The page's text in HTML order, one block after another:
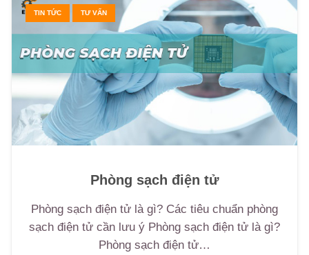
TIN TỨC TƯ VẤN
Phòng sạch điện tử
Phòng sạch điện tử là gì? Các tiêu chuẩn phòng
sạch điện tử cần lưu ý Phòng sạch điện tử là gì?
Phòng sạch điện tử…